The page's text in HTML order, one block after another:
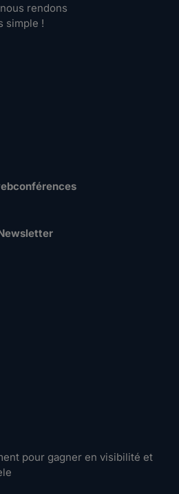
rendons
simple !
pour gagner en visibilité et